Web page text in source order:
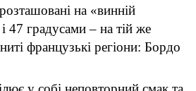
на «винній
47 градусами – на тій же
французькі регіони: Бордо